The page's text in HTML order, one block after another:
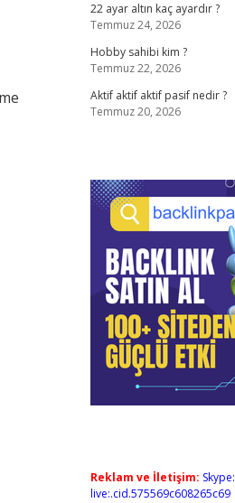
22 ayar altın kaç ayardır ?
Temmuz 24, 2026
Hobby sahibi kim ?
Temmuz 22, 2026
Aktif aktif aktif pasif nedir ?
Temmuz 20, 2026
Reklam ve İletişim: Skype:
live:.cid.575569c608265c69